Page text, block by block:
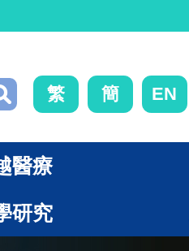
繁 簡 EN
醫療
研究